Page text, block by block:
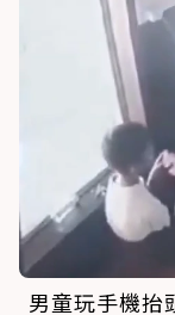
男童玩手機
30cm」 他